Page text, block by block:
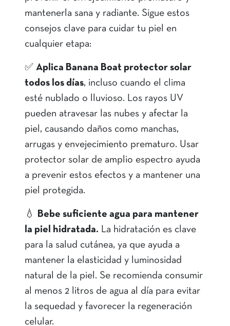
mantenerla sana y radiante. Sigue estos
consejos clave para cuidar tu piel en
cualquier etapa:
✅ Aplica Banana Boat protector solar
todos los días, incluso cuando el clima
esté nublado o lluvioso. Los rayos UV
pueden atravesar las nubes y afectar la
piel, causando daños como manchas,
arrugas y envejecimiento prematuro. Usar
protector solar de amplio espectro ayuda
a prevenir estos efectos y a mantener una
piel protegida.
💧
Bebe suficiente agua para mantener
la piel hidratada. La hidratación es clave
para la salud cutánea, ya que ayuda a
mantener la elasticidad y luminosidad
natural de la piel. Se recomienda consumir
al menos 2 litros de agua al día para evitar
la sequedad y favorecer la regeneración
celular.